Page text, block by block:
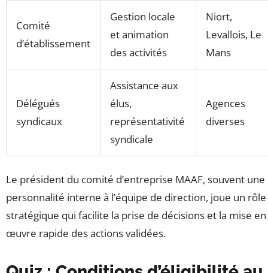
Comité
d’établissement
Gestion locale
et animation
des activités
Niort,
Levallois, Le
Mans
Délégués
syndicaux
Assistance aux
élus,
représentativité
syndicale
Agences
diverses
Le président du comité d’entreprise MAAF, souvent une
personnalité interne à l’équipe de direction, joue un rôle
stratégique qui facilite la prise de décisions et la mise en
œuvre rapide des actions validées.